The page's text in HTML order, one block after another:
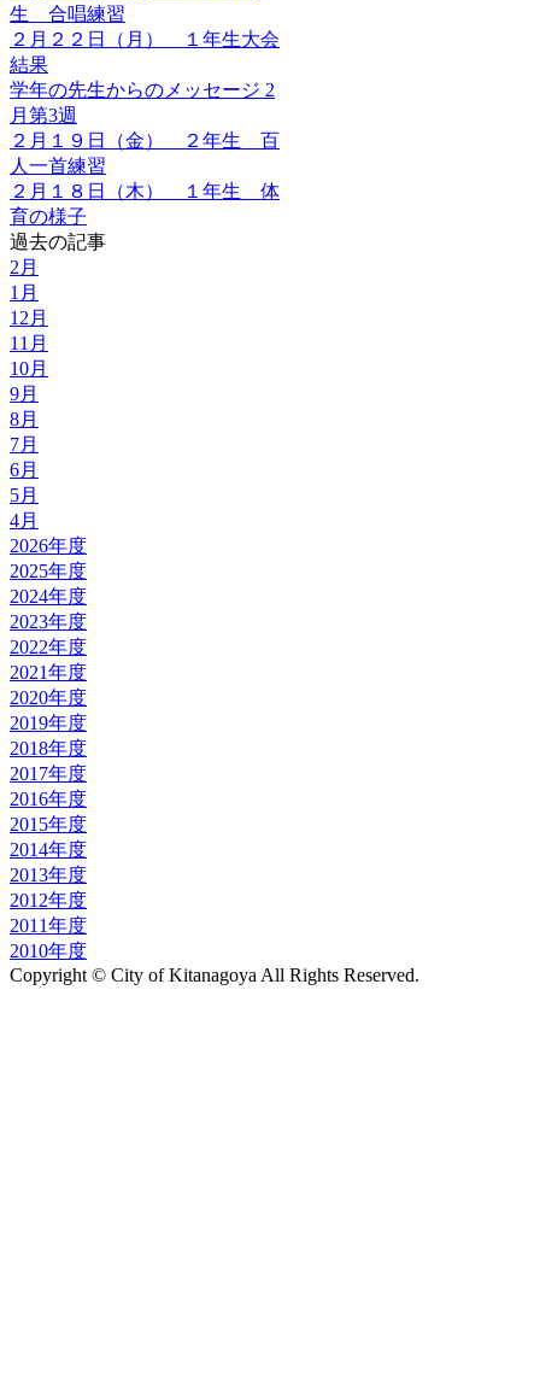
生 合唱練習
２月２２日（月） １年生大会
結果
学年の先生からのメッセージ 2
月第3週
２月１９日（金） ２年生 百
人一首練習
２月１８日（木） １年生 体
育の様子
過去の記事
2月
1月
12月
11月
10月
9月
8月
7月
6月
5月
4月
2026年度
2025年度
2024年度
2023年度
2022年度
2021年度
2020年度
2019年度
2018年度
2017年度
2016年度
2015年度
2014年度
2013年度
2012年度
2011年度
2010年度
Copyright © City of Kitanagoya All Rights Reserved.